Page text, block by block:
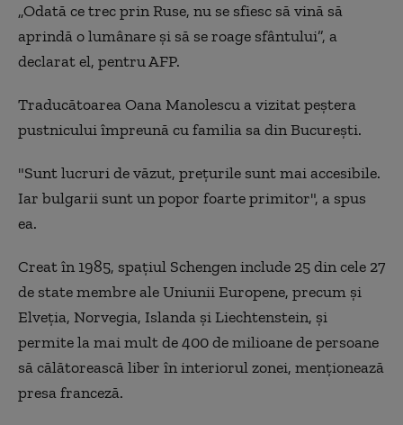
„Odată ce trec prin Ruse, nu se sfiesc să vină să
aprindă o lumânare și să se roage sfântului”, a
declarat el, pentru AFP.
Traducătoarea Oana Manolescu a vizitat peștera
pustnicului împreună cu familia sa din București.
"Sunt lucruri de văzut, prețurile sunt mai accesibile.
Iar bulgarii sunt un popor foarte primitor", a spus
ea.
Creat în 1985, spațiul Schengen include 25 din cele 27
de state membre ale Uniunii Europene, precum și
Elveția, Norvegia, Islanda și Liechtenstein, și
permite la mai mult de 400 de milioane de persoane
să călătorească liber în interiorul zonei, menționează
presa franceză.